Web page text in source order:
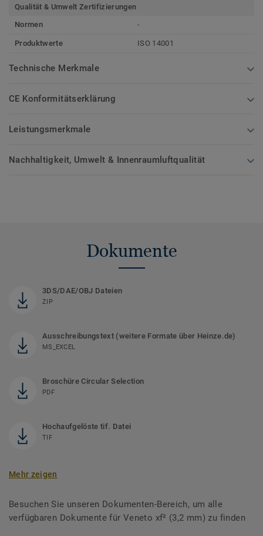
Qualität & Umwelt Zertifizierungen
Normen
-
Produktwerte ISO 14001
Technische Merkmale
CE Konformitätserklärung
Leistungsmerkmale
Nachhaltigkeit, Umwelt & Innenraumluftqualität
Dokumente
3DS/DAE/OBJ Dateien
ZIP
Ausschreibungstext (weitere Formate über Heinze.de)
MS_EXCEL
Broschüre Circular Selection
PDF
Hochaufgelöste tif. Datei
TIF
Mehr zeigen
Besuchen Sie unseren Dokumenten-Bereich, um alle
verfügbaren Dokumente für Veneto xf² (3,2 mm) zu finden